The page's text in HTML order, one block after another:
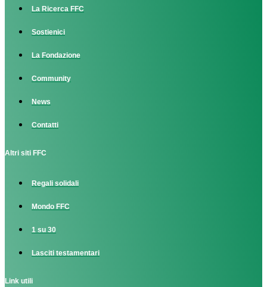
La Ricerca FFC
Sostienici
La Fondazione
Community
News
Contatti
Altri siti FFC
Regali solidali
Mondo FFC
1 su 30
Lasciti testamentari
Link utili